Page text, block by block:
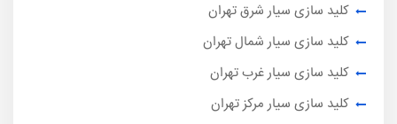
کلید سازی سیار شرق تهران
کلید سازی سیار شمال تهران
کلید سازی سیار غرب تهران
کلید سازی سیار مرکز تهران